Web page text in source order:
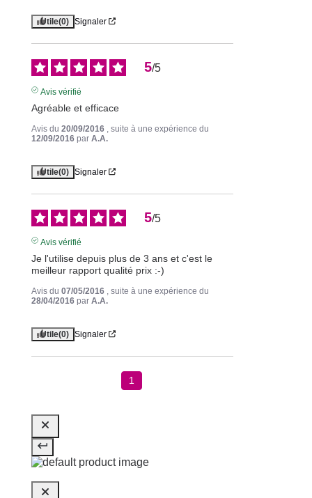
Utile(0) Signaler
5/5
Avis vérifié
Agréable et efficace
Avis du 20/09/2016 , suite à une expérience du
12/09/2016 par A.A.
Utile(0) Signaler
5/5
Avis vérifié
Je l'utilise depuis plus de 3 ans et c'est le
meilleur rapport qualité prix :-)
Avis du 07/05/2016 , suite à une expérience du
28/04/2016 par A.A.
Utile(0) Signaler
1